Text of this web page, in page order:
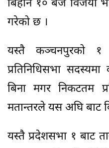
बिहान १० बजे विजयी
गरेको छ ।
यस्तै कञ्चनपुरको १
प्रतिनिधिसभा
बिना मगर निकटतम
मतान्तरले यस अघि बाट
यस्तै प्रदेशसभा १ बाट